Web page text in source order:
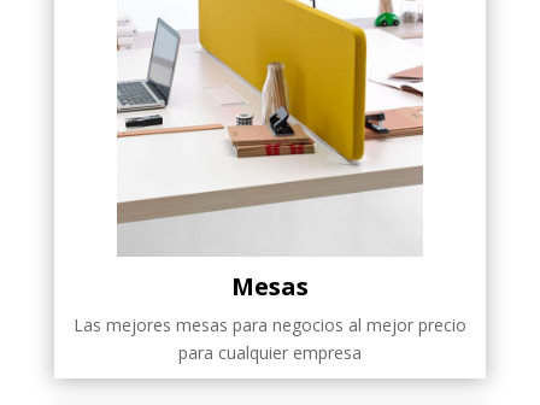
Mesas
Las mejores mesas para negocios al mejor precio
para cualquier empresa